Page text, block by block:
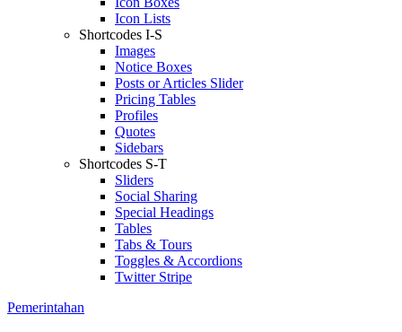
Icon Lists
Shortcodes I-S
Images
Notice Boxes
Posts or Articles Slider
Pricing Tables
Profiles
Quotes
Sidebars
Shortcodes S-T
Sliders
Social Sharing
Special Headings
Tables
Tabs & Tours
Toggles & Accordions
Twitter Stripe
Pemerintahan